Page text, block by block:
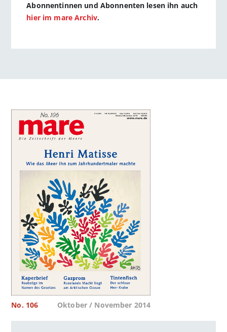
Abonnentinnen und Abonnenten lesen ihn auch
hier im mare Archiv.
No. 106 Oktober / November 2014